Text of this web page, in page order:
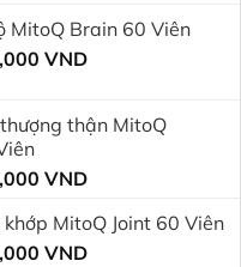
VND.
tại
là:
MitoQ Brain 60 Viên
VND.
VNDGiá
là:
thận MitoQ
VND.
VNDGiá
tại
là:
MitoQ Joint 60 Viên
VNDGiá